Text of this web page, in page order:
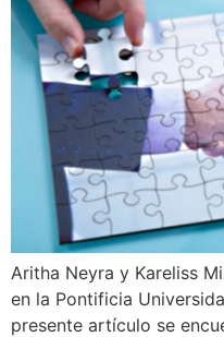
Aritha Neyra y Kareliss
en la Pontificia
presente artículo se